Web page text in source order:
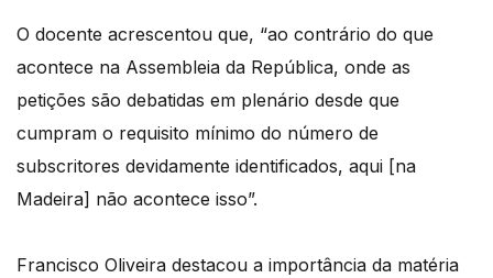
O docente acrescentou que, “ao contrário do que
acontece na Assembleia da República, onde as
petições são debatidas em plenário desde que
cumpram o requisito mínimo do número de
subscritores devidamente identificados, aqui [na
Madeira] não acontece isso”.
Francisco Oliveira destacou a importância da matéria